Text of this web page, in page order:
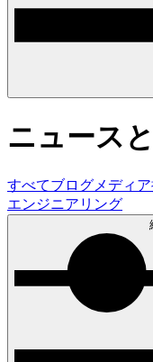
ニュース
すべてブログ メディ
エンジニアリング